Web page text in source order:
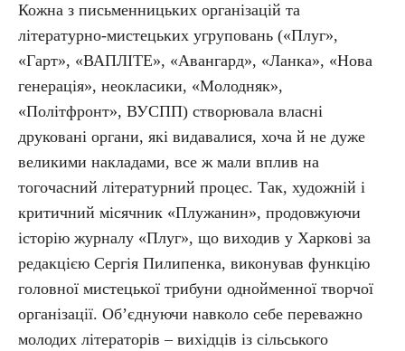
Кожна з письменницьких організацій та
літературно-мистецьких угруповань («Плуг»,
«Гарт», «ВАПЛІТЕ», «Авангард», «Ланка», «Нова
генерація», неокласики, «Молодняк»,
«Політфронт», ВУСПП) створювала власні
друковані органи, які видавалися, хоча й не дуже
великими накладами, все ж мали вплив на
тогочасний літературний процес. Так, художній і
критичний місячник «Плужанин», продовжуючи
історію журналу «Плуг», що виходив у Харкові за
редакцією Сергія Пилипенка, виконував функцію
головної мистецької трибуни однойменної творчої
організації. Об’єднуючи навколо себе переважно
молодих літераторів – вихідців із сільського